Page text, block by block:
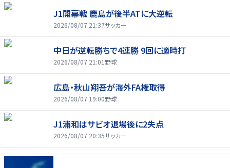
J1開幕戦 鹿島が後半ATに大逆転
2026/08/07 21:37サッカー
中日が逆転勝ちで4連勝 9回に適時打
2026/08/07 21:01 野球
広島・秋山翔吾が海外FA権取得
2026/08/07 19:00野球
J1浦和はサビオ退場後に2失点
2026/08/07 20:35サッカー